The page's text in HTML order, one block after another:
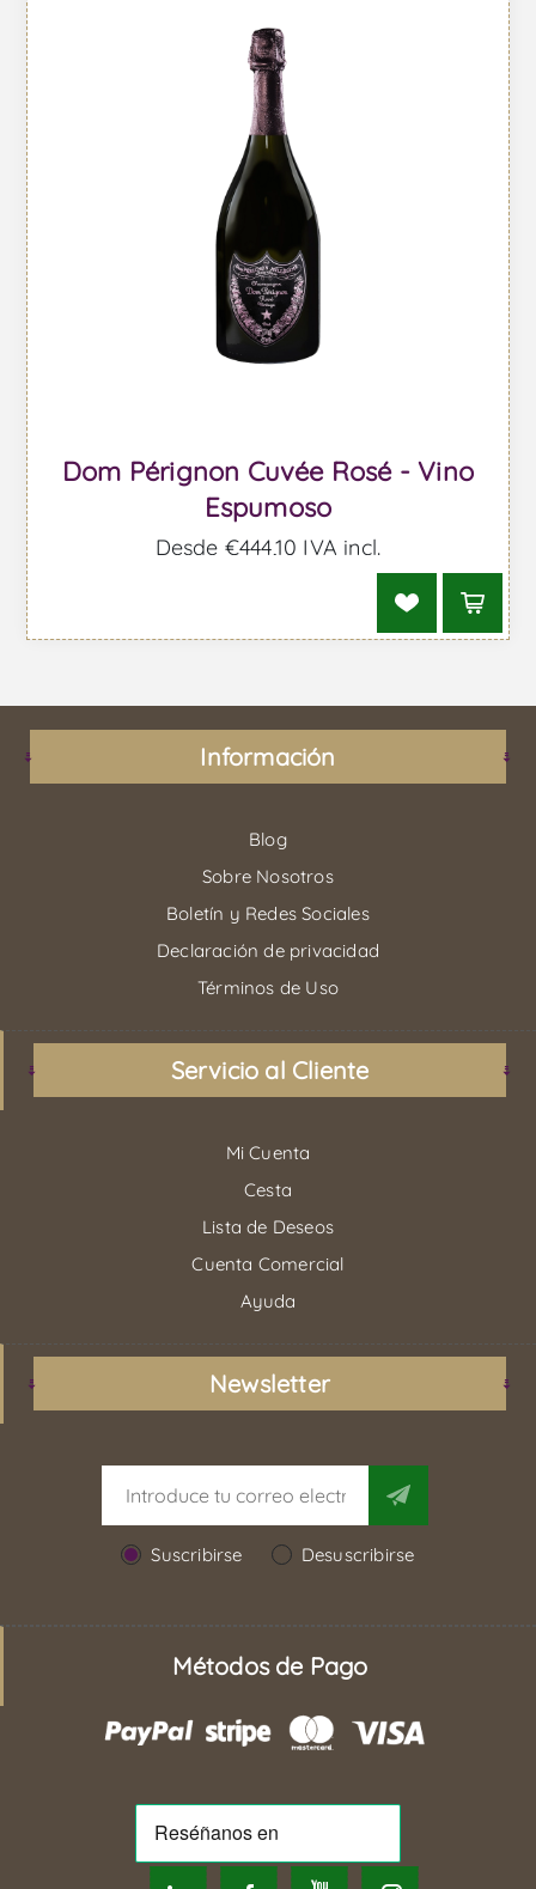
Dom Pérignon Cuvée Rosé - Vino
Espumoso
Desde €444,10 IVA incl.
Información
Blog
Sobre Nosotros
Boletín y Redes Sociales
Declaración de privacidad
Términos de Uso
Servicio al Cliente
Mi Cuenta
Cesta
Lista de Deseos
Cuenta Comercial
Ayuda
Newsletter
Suscribirse Desuscribirse
Métodos de Pago